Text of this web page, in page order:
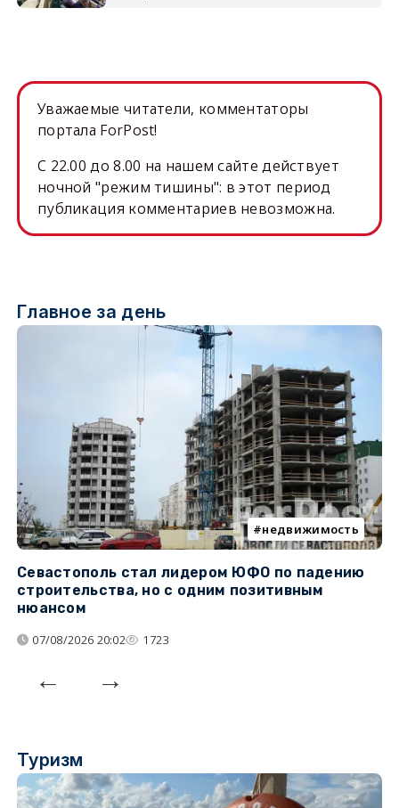
Уважаемые читатели, комментаторы
портала ForPost!
C 22.00 до 8.00 на нашем сайте действует
ночной "режим тишины": в этот период
публикация комментариев невозможна.
Главное за день
недвижимость
Севастополь стал лидером ЮФО по падению
строительства, но с одним позитивным
нюансом
07/08/2026 20:02 1723
Туризм